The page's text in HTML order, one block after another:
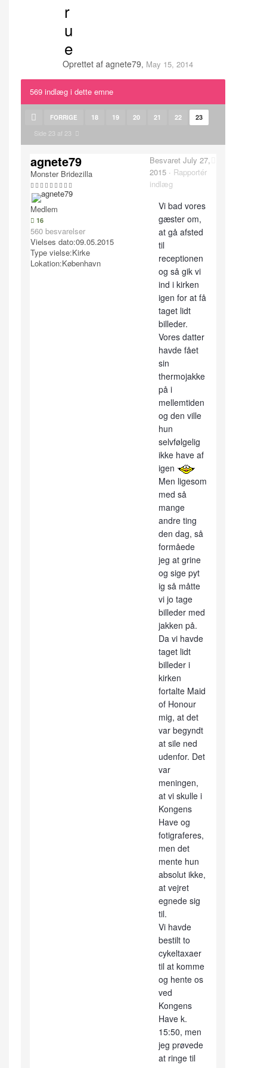
r
u
e
Oprettet af agnete79, May 15, 2014
569 indlæg i dette emne
FORRIGE 18 19 20 21 22 23
Side 23 af 23
agnete79
Monster Bridezilla
Medlem
16
560 besvarelser
Vielses dato:09.05.2015
Type vielse:Kirke
Lokation:København
Besvaret July 27,
2015 · Rapportér
indlæg
Vi bad vores
gæster om,
at gå afsted
til
receptionen
og så gik vi
ind i kirken
igen for at få
taget lidt
billeder.
Vores datter
havde fået
sin
thermojakke
på i
mellemtiden
og den ville
hun
selvfølgelig
ikke have af
igen
Men ligesom
med så
mange
andre ting
den dag, så
formåede
jeg at grine
og sige pyt
ig så måtte
vi jo tage
billeder med
jakken på.
Da vi havde
taget lidt
billeder i
kirken
fortalte Maid
of Honour
mig, at det
var begyndt
at sile ned
udenfor. Det
var
meningen,
at vi skulle i
Kongens
Have og
fotigraferes,
men det
mente hun
absolut ikke,
at vejret
egnede sig
til.
Vi havde
bestilt to
cykeltaxaer
til at komme
og hente os
ved
Kongens
Have k.
15:50, men
jeg prøvede
at ringe til